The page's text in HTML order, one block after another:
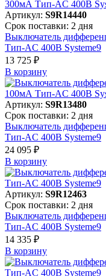
Артикул: S9R14440
Срок поставки: 2 дня
Выключатель
Тип-AC 400В Systeme9
13 725 ₽
В корзинy
Артикул: S9R13480
Срок поставки: 2 дня
Выключатель
Тип-AC 400В Systeme9
24 095 ₽
В корзинy
Артикул: S9R12463
Срок поставки: 2 дня
Выключатель
Тип-AC 400В Systeme9
14 335 ₽
В корзинy